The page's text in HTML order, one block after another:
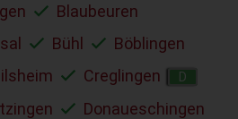
Blaubeuren
Bühl Böblingen
Creglingen D
Donaueschingen